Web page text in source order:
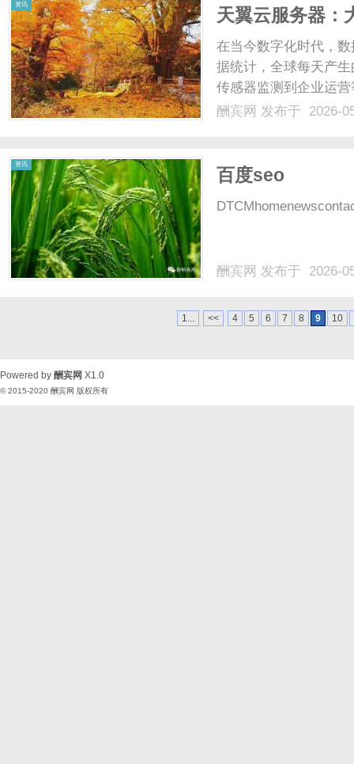
资讯
天翼云服务器：
在当今数字化时代，
据统计，全球每天产
传感器监测到企业运
带来了前所未有的机
酬宾网 发布于 2026-
资讯
百度seo
酬宾网 发布于 2026-
1... << 4 5 6 7 8 9 10
Powered by 酬宾网 X1.0
© 2015-2020 酬宾网 版权所有